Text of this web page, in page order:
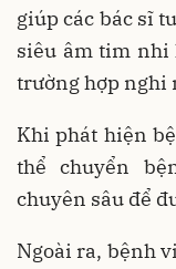
giúp các bác sĩ
siêu âm tim nhi
trường hợp nghi
Khi phát hiện
thể chuyển
chuyên sâu để
Ngoài ra, bệnh